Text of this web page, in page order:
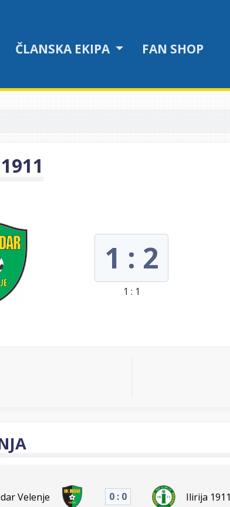
ČLANSKA EKIPA FAN SHOP
1 : 2
1 : 1
Velenje 0 : 0 Ilirija 1911